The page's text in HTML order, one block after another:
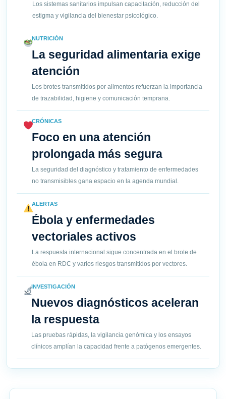
Los sistemas sanitarios impulsan capacitación, reducción del
estigma y vigilancia del bienestar psicológico.
NUTRICIÓN
La seguridad alimentaria exige
atención
Los brotes transmitidos por alimentos refuerzan la importancia
de trazabilidad, higiene y comunicación temprana.
CRÓNICAS
Foco en una atención
prolongada más segura
La seguridad del diagnóstico y tratamiento de enfermedades
no transmisibles gana espacio en la agenda mundial.
ALERTAS
Ébola y enfermedades
vectoriales activos
La respuesta internacional sigue concentrada en el brote de
ébola en RDC y varios riesgos transmitidos por vectores.
INVESTIGACIÓN
Nuevos diagnósticos aceleran
la respuesta
Las pruebas rápidas, la vigilancia genómica y los ensayos
clínicos amplían la capacidad frente a patógenos emergentes.